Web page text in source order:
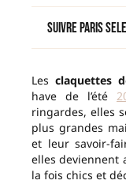
Suivre Paris
Les claquettes
have de l’été
ringardes, elles
plus grandes
et leur savoir-
elles deviennent
la fois chics et